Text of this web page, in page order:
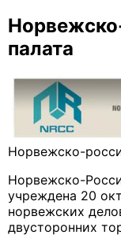
палата
Норвежско-
Норвежско-
учреждена 20
норвежских
двусторонних